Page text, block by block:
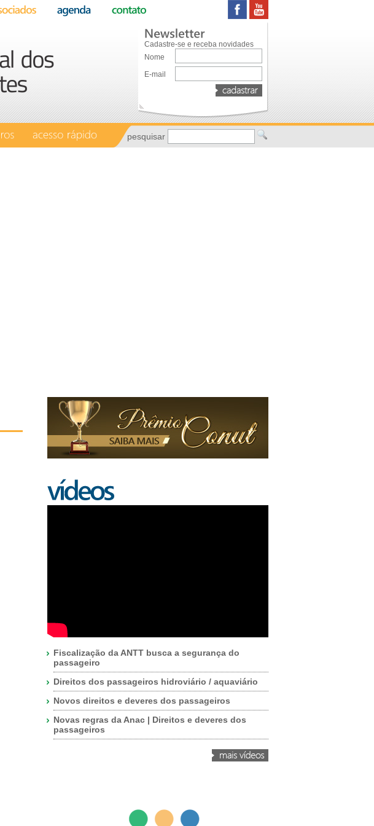
Cadastre-se e receba novidades
Nome
E-mail
pesquisar
Fiscalização da ANTT busca a segurança do
passageiro
Direitos dos passageiros hidroviário / aquaviário
Novos direitos e deveres dos passageiros
Novas regras da Anac | Direitos e deveres dos
passageiros